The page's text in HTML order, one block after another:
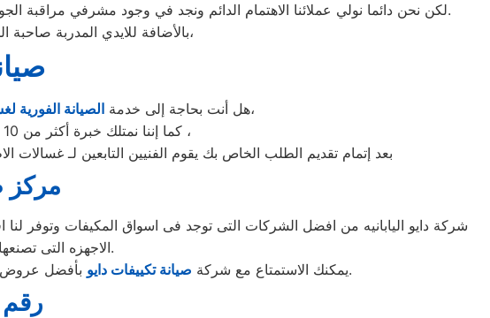
لكن نحن دائما نولي عملائنا الاهتمام الدائم ونجد في وجود مشرفي مراقبة الجودة الاختيار الامثل لخروج اجهزة الثلاجات سواء من مركز الصيانه لثلاجات دايو المعتمد بالقليوبية او من منزل العميل.
بالأضافة للايدي المدربة صاحبة الخبرة في كافة اعطال ثلاجات دايو بجميع موديلاتها القديم منها والحديث،
هل أنت بحاجة إلى خدمة الصيانة الفورية
القليوبية لديك؟ نحن نمنحك خدمة الصيانة الفورية التي ترغب بها،
كما إننا نمتلك خبرة أكثر من 10 سنوات في خدمات إصلاحات كافة أنواع غسالات الأطباق دايو القليوبية ،
بعد إتمام تقديم الطلب الخاص بك يقوم الفنيين التابعين لـ غسالات
مركز
الاجهزه التى تصنعها وتكون دقيقه ومتميزه لكى حتى تظل رقم 1 في السوق.
يمكنك الاستمتاع مع شركة صيانة تكييفات دايو بأفضل عروض تكييف دايو والخصومات الدائمة على كافة الموديلات من تكييف 1.5 حصان و2.25حصان و3حصان.
رقم